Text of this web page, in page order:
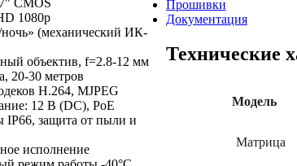
1080p
(механический ИК-
объектив, f=2.8-12 мм
20-30 метров
H.264, MJPEG
12 В (DC), PoE
IP66, защита от пыли и
исполнение
Прошивки
Документация
Технические
Модель
Матрица